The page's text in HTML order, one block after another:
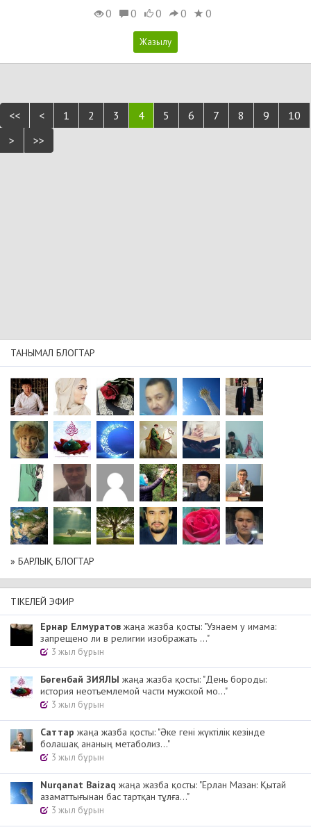
0
0 0 0 0
<< < 1 2 3 4 5 6 7 8 9
10
>
>>
ТАНЫМАЛ БЛОГТАР
» БАРЛЫҚ БЛОГТАР
ТІКЕЛЕЙ ЭФИР
Ернар Елмуратов жаңа жазба қосты: "Узнаем у имама:
запрещено ли в религии изображать ..."
3 жыл бұрын
Бөгенбай ЗИЯЛЫ жаңа жазба қосты: "День бороды:
история неотъемлемой части мужской мо..."
3 жыл бұрын
Cаттар жаңа жазба қосты: "Әке гені жүктілік кезінде
болашақ ананың метаболиз..."
3 жыл бұрын
Nurqanat Baizaq жаңа жазба қосты: "Ерлан Мазан: Қытай
азаматтығынан бас тартқан тұлға..."
3 жыл бұрын